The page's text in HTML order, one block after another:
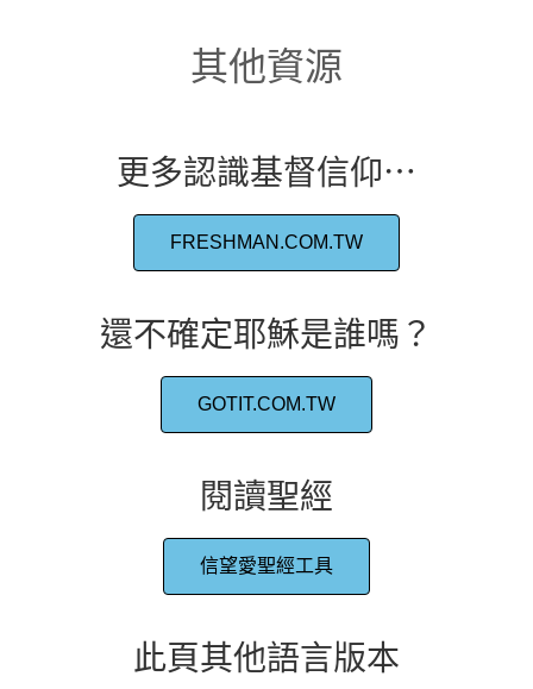
其他資源
更多認識基督信仰⋯
FRESHMAN.COM.TW
還不確定耶穌是誰嗎？
GOTIT.COM.TW
閱讀聖經
信望愛聖經工具
此頁其他語言版本